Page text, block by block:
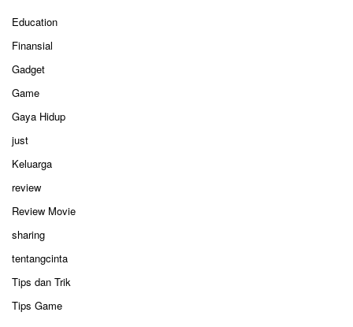
Education
Finansial
Gadget
Game
Gaya Hidup
just
Keluarga
review
Review Movie
sharing
tentangcinta
Tips dan Trik
Tips Game